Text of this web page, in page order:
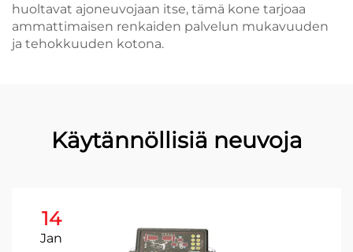
huoltavat ajoneuvojaan itse, tämä kone tarjoaa
ammattimaisen renkaiden palvelun mukavuuden
ja tehokkuuden kotona.
Käytännöllisiä neuvoja
14
Jan